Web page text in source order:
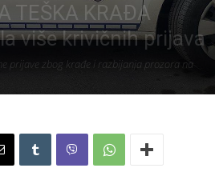
TEŠKA KRAĐA
više krivičnih prijava
prijave zbog krađe i razbijanja prozora na